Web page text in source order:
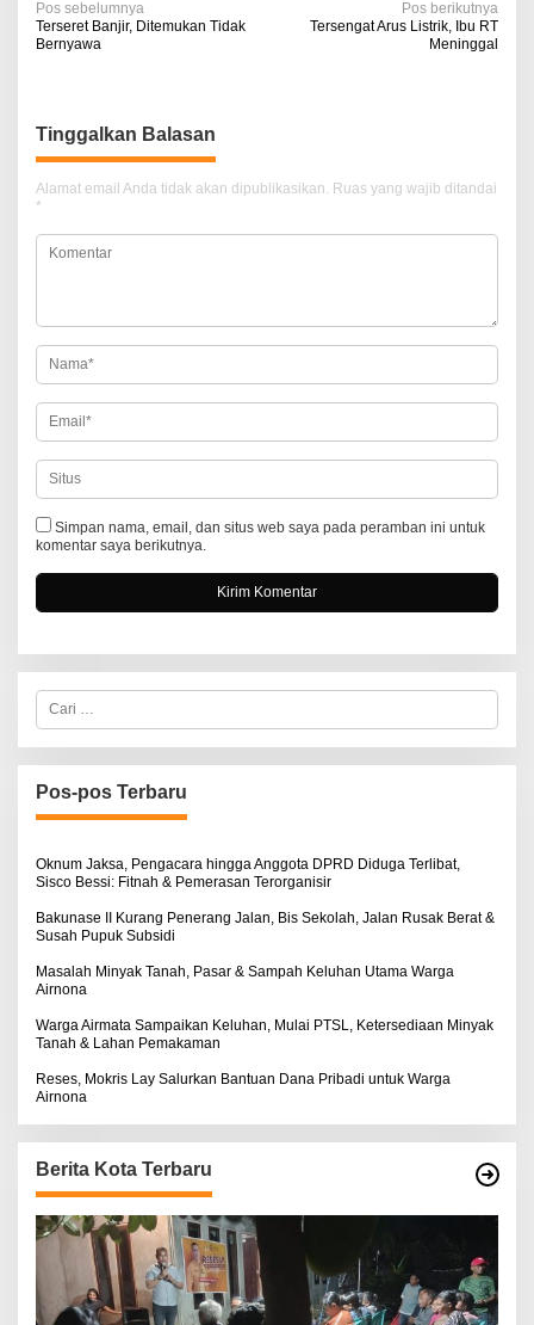
N
a
i
g
a
s
o
s
Pos sebelumnya
Terseret Banjir, Ditemukan Tidak
Bernyawa
Pos berikutnya
Tersengat Arus Listrik, Ibu RT
Meninggal
Tinggalkan Balasan
Alamat email Anda tidak akan dipublikasikan. Ruas yang wajib ditandai
*
Simpan nama, email, dan situs web saya pada peramban ini untuk
komentar saya berikutnya.
C
r
i
u
n
u
:
Pos-pos Terbaru
Oknum Jaksa, Pengacara hingga Anggota DPRD Diduga Terlibat,
Sisco Bessi: Fitnah & Pemerasan Terorganisir
Bakunase II Kurang Penerang Jalan, Bis Sekolah, Jalan Rusak Berat &
Susah Pupuk Subsidi
Masalah Minyak Tanah, Pasar & Sampah Keluhan Utama Warga
Airnona
Warga Airmata Sampaikan Keluhan, Mulai PTSL, Ketersediaan Minyak
Tanah & Lahan Pemakaman
Reses, Mokris Lay Salurkan Bantuan Dana Pribadi untuk Warga
Airnona
Berita Kota Terbaru